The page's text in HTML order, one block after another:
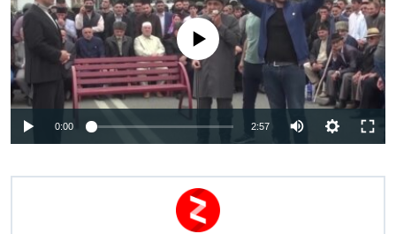
No media source currently available
0:00 2:57